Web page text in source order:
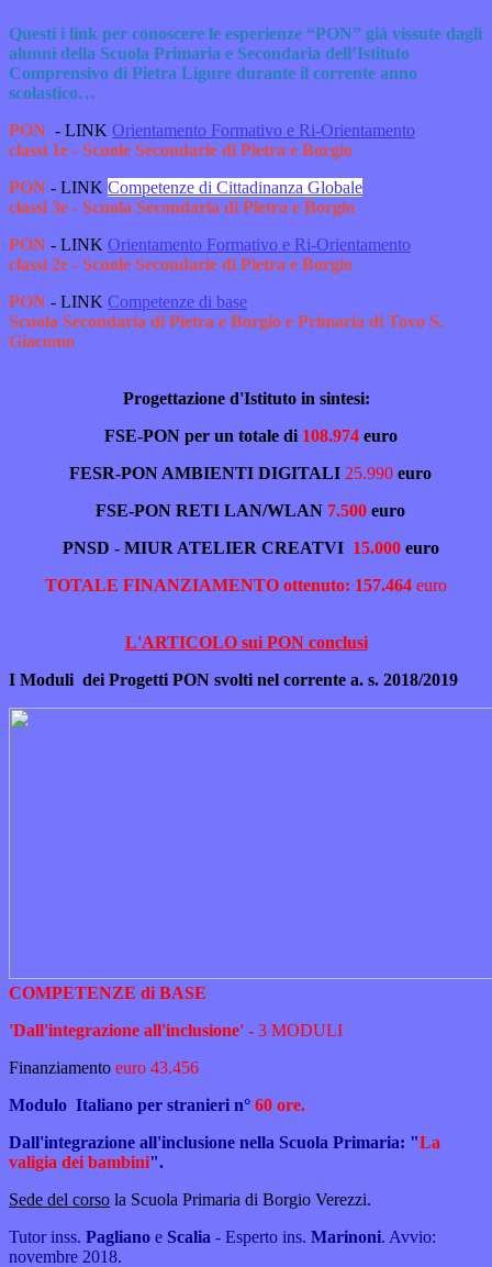
Questi i link per conoscere le esperienze “PON” già vissute dagli
alunni della Scuola Primaria e Secondaria dell’Istituto
Comprensivo di Pietra Ligure durante il corrente anno
scolastico…
PON - LINK Orientamento Formativo e Ri-Orientamento
classi 1e - Scuole Secondarie di Pietra e Borgio
PON - LINK Competenze di Cittadinanza Globale
classi 3e - Scuola Secondaria di Pietra e Borgio
PON - LINK Orientamento Formativo e Ri-Orientamento
classi 2e - Scuole Secondarie di Pietra e Borgio
PON - LINK Competenze di base
Scuola Secondaria di Pietra e Borgio e Primaria di Tovo S.
Giacomo
Progettazione d'Istituto in sintesi:
FSE-PON per un totale di 108.974euro
FESR-PON AMBIENTI DIGITALI 25.990 euro
FSE-PON RETI LAN/WLAN 7.500 euro
PNSD - MIUR ATELIER CREATVI 15.000 euro
TOTALE FINANZIAMENTO ottenuto: 157.464 euro
L'ARTICOLO sui PON conclusi
I Moduli dei Progetti PON svolti nel corrente a. s. 2018/2019
COMPETENZE di BASE
'Dall'integrazione all'inclusione' - 3 MODULI
Finanziamento euro 43.456
Modulo Italiano per stranieri n° 60 ore.
Dall'integrazione all'inclusione nella Scuola Primaria: "La
valigia dei bambini".
Sede del corso la Scuola Primaria di Borgio Verezzi.
Tutor inss. Pagliano e Scalia - Esperto ins. Marinoni. Avvio:
novembre 2018.